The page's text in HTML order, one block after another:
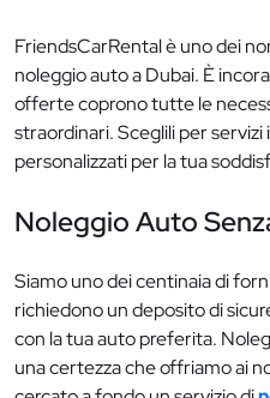
FriendsCarRental è uno dei
noleggio auto a Dubai. È
offerte coprono tutte le
straordinari. Sceglili per
personalizzati per la tua
Noleggio Auto
Siamo uno dei centinaia di
richiedono un deposito di
con la tua auto preferita.
una certezza che offriamo ai